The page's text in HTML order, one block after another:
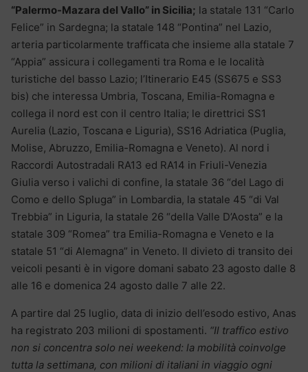
“Palermo-Mazara del Vallo” in Sicilia; la statale 131 “Carlo
Felice” in Sardegna; la statale 148 “Pontina” nel Lazio,
arteria particolarmente trafficata che insieme alla statale 7
“Appia” assicura i collegamenti tra Roma e le località
turistiche del basso Lazio; l’Itinerario E45 (SS675 e SS3
bis) che interessa Umbria, Toscana, Emilia-Romagna e
collega il nord est con il centro Italia; le direttrici SS1
Aurelia (Lazio, Toscana e Liguria), SS16 Adriatica (Puglia,
Molise, Abruzzo, Emilia-Romagna e Veneto). Al nord i
Raccordi Autostradali RA13 ed RA14 in Friuli-Venezia
Giulia verso i valichi di confine, la statale 36 “del Lago di
Como e dello Spluga” in Lombardia, la statale 45 “di Val
Trebbia” in Liguria, la statale 26 “della Valle D’Aosta” e la
statale 309 “Romea” tra Emilia-Romagna e Veneto e la
statale 51 “di Alemagna” in Veneto. Il divieto di transito dei
veicoli pesanti è in vigore domani sabato 23 agosto dalle 8
alle 16 e domenica 24 agosto dalle 7 alle 22.
A partire dal 25 luglio, data di inizio dell’esodo estivo, Anas
ha registrato 203 milioni di spostamenti. “Il traffico estivo
non si concentra solo nei weekend: la mobilità coinvolge
tutta la settimana, con milioni di italiani in viaggio ogni